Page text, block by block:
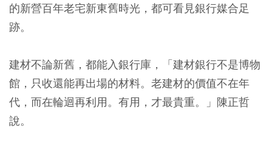
的新營百年老宅新東舊時光，都可看見銀行媒合足
跡。
建材不論新舊，都能入銀行庫，「建材銀行不是博物
館，只收還能再出場的材料。老建材的價值不在年
代，而在輪迴再利用。有用，才最貴重。」陳正哲
說。